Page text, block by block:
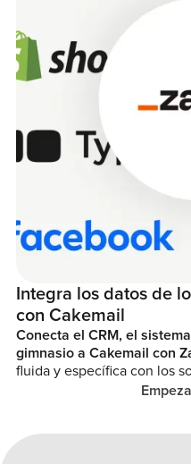
Integra los datos de
con Cakemail
Conecta el CRM, el
gimnasio a Cakemail con
fluida y específica con los